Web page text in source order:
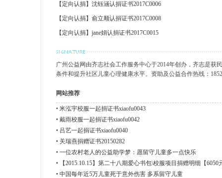
【定向认捐】沈钰涵认捐证书2017C0006
【定向认捐】俞立顺认捐证书2017C0008
【定向认捐】jane娟认捐证书2017C0015
广州公益网由齐志社会工作服务中心于2014年创办，齐志是
条件和提升社区儿童心理健康水平。资助及公益合作热线：
网站推荐
• 米泓宇校服一起捐证书xiaofu0043
• 戴雨校服一起捐证书xiaofu0042
• 吕艺一起捐证书xiaofu0040
• 关瑞燕捐赠证书20150282
• 一位农村老人的公益助学梦：愿留守儿童多一点快乐
•
【2015.10.15】第二十八期爱心书包\校服项目捐赠明细【6050
• 中国每年近5万儿童死于意外伤害 多系留守儿童